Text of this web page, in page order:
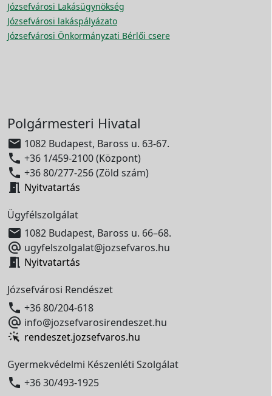
Józsefvárosi Lakásügynökség
Józsefvárosi lakáspályázato
Józsefvárosi Önkormányzati Bérlői csere
Polgármesteri Hivatal
 1082 Budapest, Baross u. 63-67.
 +36 1/459-2100 (Központ)
 +36 80/277-256 (Zöld szám)
 Nyitvatartás
Ügyfélszolgálat
 1082 Budapest, Baross u. 66–68.
 ugyfelszolgalat@jozsefvaros.hu
 Nyitvatartás
Józsefvárosi Rendészet
 +36 80/204-618
 info@jozsefvarosirendeszet.hu
rendeszet.jozsefvaros.hu
Gyermekvédelmi Készenléti Szolgálat
 +36 30/493-1925